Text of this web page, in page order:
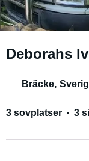
Deborahs
Bräcke,
3 sovplatser 3